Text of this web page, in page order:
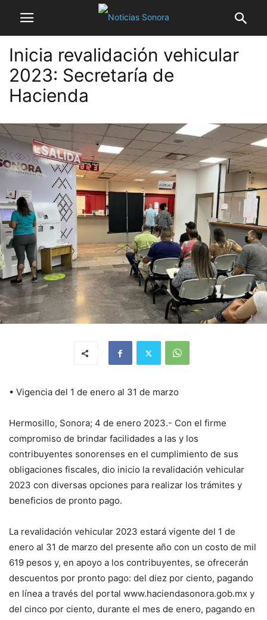
Inicia revalidación vehicular
2023: Secretaría de
Hacienda
• Vigencia del 1 de enero al 31 de marzo
Hermosillo, Sonora; 4 de enero 2023.- Con el firme
compromiso de brindar facilidades a las y los
contribuyentes sonorenses en el cumplimiento de sus
obligaciones fiscales, dio inicio la revalidación vehicular
2023 con diversas opciones para realizar los trámites y
beneficios de pronto pago.
La revalidación vehicular 2023 estará vigente del 1 de
enero al 31 de marzo del presente año con un costo de mil
619 pesos y, en apoyo a los contribuyentes, se ofrecerán
descuentos por pronto pago: del diez por ciento, pagando
en línea a través del portal www.haciendasonora.gob.mx y
del cinco por ciento, durante el mes de enero, pagando en